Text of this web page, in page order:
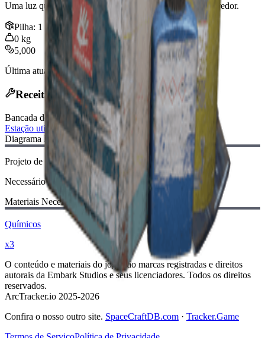
Uma luz química arremessável que ilumina a área ao seu redor.
Pilha: 1
0 kg
5,000
Última atualização : Nov 04, 2025
Receita de Fabricação
Bancada de Fabricação :
Estação utilitária
Diagrama Necessário:
Projeto de bastão luminoso azul
Necessário
Materiais Necessários:
Químicos
x3
O conteúdo e materiais do jogo são marcas registradas e direitos
autorais da Embark Studios e seus licenciadores. Todos os direitos
reservados.
ArcTracker.io 2025-2026
Confira o nosso outro site. SpaceCraftDB.com · Tracker.Game